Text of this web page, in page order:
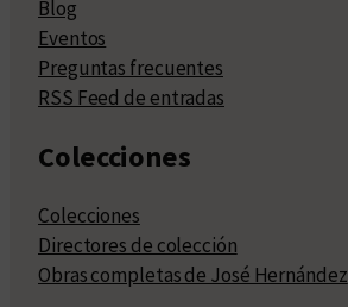
Blog
Eventos
Preguntas frecuentes
RSS Feed de entradas
Colecciones
Colecciones
Directores de colección
Obras completas de José Hernández